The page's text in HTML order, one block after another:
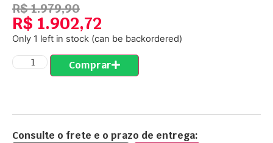
R$1.979,90
R$ 1.902,72
Only 1 left in stock (can be backordered)
Comprar
Consulte o frete e o prazo de entrega: